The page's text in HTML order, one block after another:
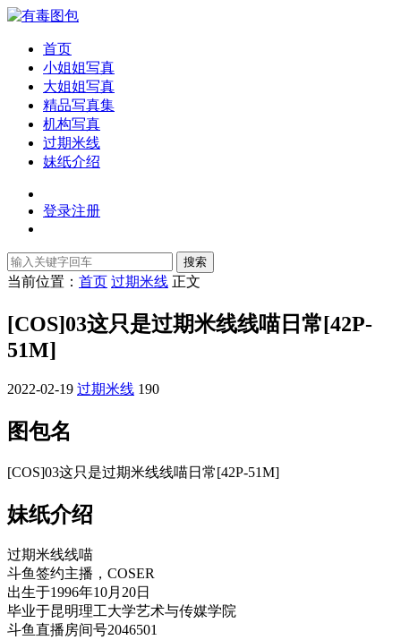
首页
小姐姐写真
大姐姐写真
精品写真集
机构写真
过期米线
妹纸介绍
登录注册
搜索
当前位置： 首页 过期米线 正文
[COS]03这只是过期米线线喵日常[42P-
51M]
2022-02-19 过期米线 190
图包名
[COS]03这只是过期米线线喵日常[42P-51M]
妹纸介绍
过期米线线喵
斗鱼签约主播，COSER
出生于1996年10月20日
毕业于昆明理工大学艺术与传媒学院
斗鱼直播房间号2046501